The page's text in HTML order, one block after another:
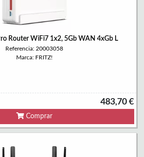
Router WiFi7 1x2, 5Gb WAN 4xGb L
Referencia: 20003058
Marca: FRITZ!
483,70 €
Comprar